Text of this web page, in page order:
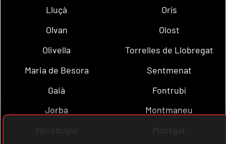
Lluçà
Orís
Olvan
Olost
Olivella
Torrelles de Llobregat
Maria de Besora
Sentmenat
Gaià
Fontrubí
Jorba
Montmaneu
Montmajor
Montgat